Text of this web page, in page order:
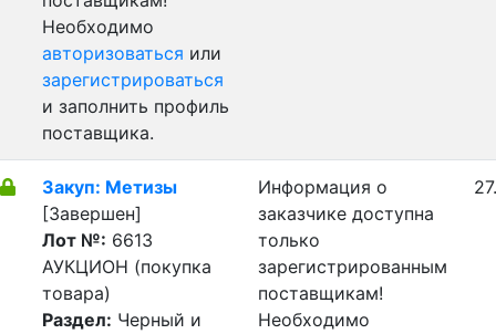
Необходимо
авторизоваться или
зарегистрироваться
и заполнить профиль
поставщика.
Закуп: Метизы
[Завершен]
Лот №: 6613
АУКЦИОН (покупка
товара)
Раздел: Черный и
Информация о
заказчике доступна
только
зарегистрированным
поставщикам!
Необходимо